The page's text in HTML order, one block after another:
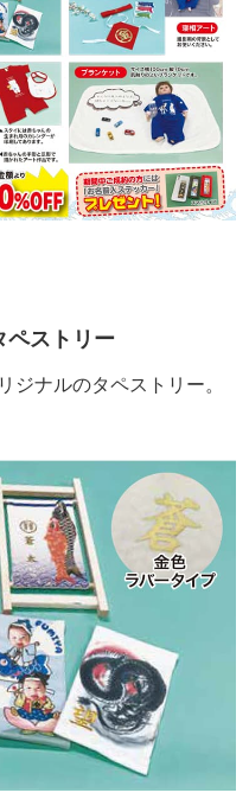
ペストリー
ジナルのタペストリー。